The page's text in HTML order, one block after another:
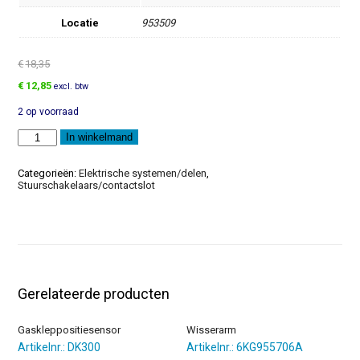
Locatie 953509
€18,35
Oorspronkelijke
was:
€18,35.
€ 12,85Huidige
is:
€12,85.
excl. btw
2 op voorraad
Knop
aantal
In winkelmand
Categorieën:Elektrische systemen/delen,
Stuurschakelaars/contactslot
Gerelateerde producten
Gaskleppositiesensor
Artikelnr.: DK300
Wisserarm
Artikelnr.: 6KG955706A